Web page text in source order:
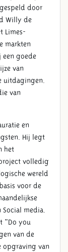
door
Willy de
Limes-
markten
goede
van
uitdagingen.
van
en
Hij legt
het
volledig
wereld
voor de
media.
"Do you
van de
opgraving van